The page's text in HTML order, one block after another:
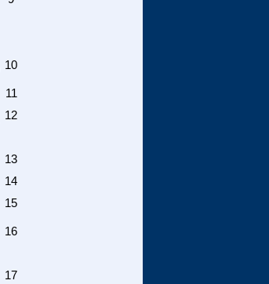
10
11
12
13
14
15
16
17